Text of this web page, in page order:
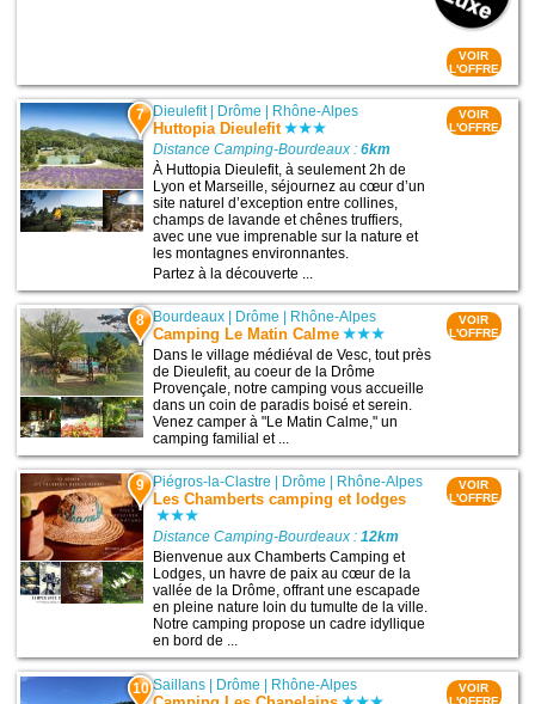
VOIR
L'OFFRE
7 Dieulefit| Drôme Rhône-Alpes
Huttopia Dieulefit
Distance Camping-Bourdeaux :6km
À Huttopia Dieulefit, à seulement 2h de
Lyon et Marseille, séjournez au cœur d’un
site naturel d’exception entre collines,
champs de lavande et chênes truffiers,
avec une vue imprenable sur la nature et
les montagnes environnantes.
Partez à la découverte ...
VOIR
L'OFFRE
8 Bourdeaux Drôme Rhône-Alpes
Camping Le Matin Calme
Dans le village médiéval de Vesc, tout près
de Dieulefit, au coeur de la Drôme
Provençale, notre camping vous accueille
dans un coin de paradis boisé et serein.
Venez camper à "Le Matin Calme," ​​un
camping familial et ...
VOIR
L'OFFRE
9 Piégros-la-Clastre Drôme Rhône-Alpes
Les Chamberts camping et lodges
Distance Camping-Bourdeaux :12km
Bienvenue aux Chamberts Camping et
Lodges, un havre de paix au cœur de la
vallée de la Drôme, offrant une escapade
en pleine nature loin du tumulte de la ville.
Notre camping propose un cadre idyllique
en bord de ...
VOIR
L'OFFRE
10 Saillans | Drôme | Rhône-Alpes
VOIR
L'OFFRE